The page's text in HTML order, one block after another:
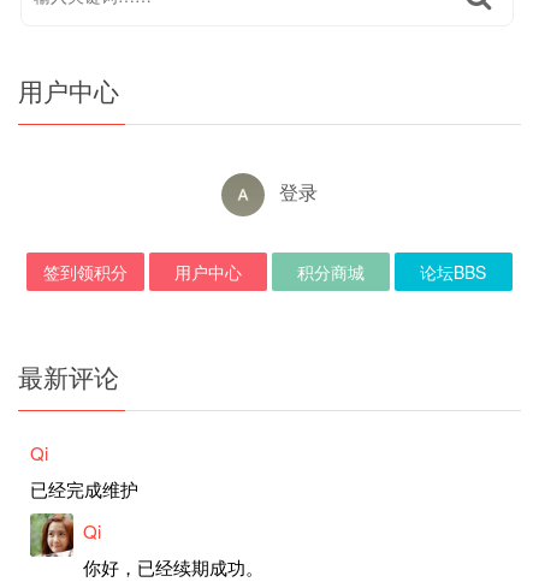
用户中心
登录
签到领积分 用户中心 积分商城 论坛BBS
最新评论
Qi
已经完成维护
Qi
你好，已经续期成功。